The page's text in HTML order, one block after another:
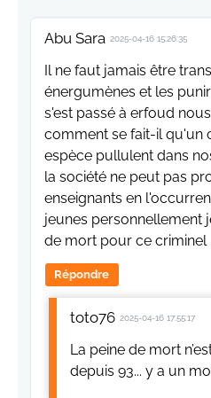
Abu Sara 2025-04-16 15:26:35
Il ne faut jamais être
énergumènes et les
s'est passé à erfoud
comment se fait-il qu'un
espèce pullulent dans
la société ne peut pas
enseignants en
jeunes personnellement
de mort pour ce criminel
Répondre
toto76 2025-04-16 17:55:17
La peine de mort
depuis 93... y a un